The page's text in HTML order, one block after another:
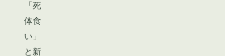
「死
体食
い」
と新